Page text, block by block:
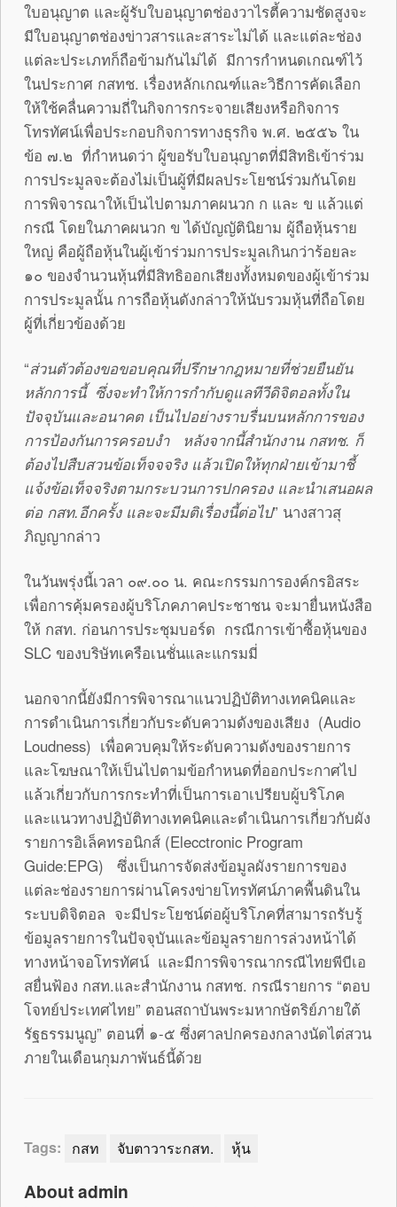
ใบอนุญาต และผู้รับใบอนุญาตช่องวาไรตี้ความชัดสูงจะ
มีใบอนุญาตช่องข่าวสารและสาระไม่ได้ และแต่ละช่อง
แต่ละประเภทก็ถือข้ามกันไม่ได้ มีการกำหนดเกณฑ์ไว้
ในประกาศ กสทช. เรื่องหลักเกณฑ์และวิธีการคัดเลือก
ให้ใช้คลื่นความถี่ในกิจการกระจายเสียงหรือกิจการ
โทรทัศน์เพื่อประกอบกิจการทางธุรกิจ พ.ศ. ๒๕๕๖ ใน
ข้อ ๗.๒ ที่กำหนดว่า ผู้ขอรับใบอนุญาตที่มีสิทธิเข้าร่วม
การประมูลจะต้องไม่เป็นผู้ที่มีผลประโยชน์ร่วมกันโดย
การพิจารณาให้เป็นไปตามภาคผนวก ก และ ข แล้วแต่
กรณี โดยในภาคผนวก ข ได้บัญญัตินิยาม ผู้ถือหุ้นราย
ใหญ่ คือผู้ถือหุ้นในผู้เข้าร่วมการประมูลเกินกว่าร้อยละ
๑๐ ของจำนวนหุ้นที่มีสิทธิออกเสียงทั้งหมดของผู้เข้าร่วม
การประมูลนั้น การถือหุ้นดังกล่าวให้นับรวมหุ้นที่ถือโดย
ผู้ที่เกี่ยวข้องด้วย
“ส่วนตัวต้องขอขอบคุณที่ปรึกษากฎหมายที่ช่วยยืนยัน
หลักการนี้ ซึ่งจะทำให้การกำกับดูแลทีวีดิจิตอลทั้งใน
ปัจจุบันและอนาคต เป็นไปอย่างราบรื่นบนหลักการของ
การป้องกันการครอบงำ หลังจากนี้สำนักงาน กสทช. ก็
ต้องไปสืบสวนข้อเท็จจจริง แล้วเปิดให้ทุกฝ่ายเข้ามาชี้
แจ้งข้อเท็จจริงตามกระบวนการปกครอง และนำเสนอผล
ต่อ กสท.อีกครั้ง และจะมีมติเรื่องนี้ต่อไป” นางสาวสุ
ภิญญากล่าว
ในวันพรุ่งนี้เวลา ๐๙.๐๐ น. คณะกรรมการองค์กรอิสระ
เพื่อการคุ้มครองผู้บริโภคภาคประชาชน จะมายื่นหนังสือ
ให้ กสท. ก่อนการประชุมบอร์ด กรณีการเข้าซื้อหุ้นของ
SLC ของบริษัทเครือเนชั่นและแกรมมี่
นอกจากนี้ยังมีการพิจารณาแนวปฏิบัติทางเทคนิคและ
การดำเนินการเกี่ยวกับระดับความดังของเสียง (Audio
Loudness) เพื่อควบคุมให้ระดับความดังของรายการ
และโฆษณาให้เป็นไปตามข้อกำหนดที่ออกประกาศไป
แล้วเกี่ยวกับการกระทำที่เป็นการเอาเปรียบผู้บริโภค
และแนวทางปฏิบัติทางเทคนิคและดำเนินการเกี่ยวกับผัง
รายการอิเล็คทรอนิกส์ (Elecctronic Program
Guide:EPG) ซึ่งเป็นการจัดส่งข้อมูลผังรายการของ
แต่ละช่องรายการผ่านโครงข่ายโทรทัศน์ภาคพื้นดินใน
ระบบดิจิตอล จะมีประโยชน์ต่อผู้บริโภคที่สามารถรับรู้
ข้อมูลรายการในปัจจุบันและข้อมูลรายการล่วงหน้าได้
ทางหน้าจอโทรทัศน์ และมีการพิจารณากรณีไทยพีบีเอ
สยื่นฟ้อง กสท.และสำนักงาน กสทช. กรณีรายการ “ตอบ
โจทย์ประเทศไทย” ตอนสถาบันพระมหากษัตริย์ภายใต้
รัฐธรรมนูญ” ตอนที่ ๑-๕ ซึ่งศาลปกครองกลางนัดไต่สวน
ภายในเดือนกุมภาพันธ์นี้ด้วย
Tags: กสท จับตาวาระกสท. หุ้น
About admin